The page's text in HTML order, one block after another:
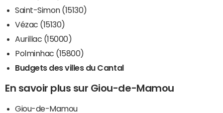
Saint-Simon (15130)
Vézac (15130)
Aurillac (15000)
Polminhac (15800)
Budgets des villes du Cantal
En savoir plus sur Giou-de-Mamou
Giou-de-Mamou